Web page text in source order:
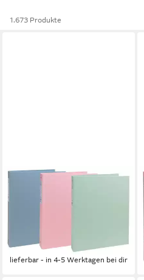
1.673 Produkte
EXACOMPTA
Aktenordner 10x Ringbuch
A4, 4 Ringe 30mm, RCkarton,
39,50 €
lieferbar - in 4-5 Werktagen bei dir